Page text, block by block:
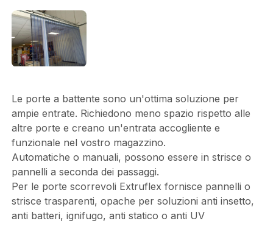
Le porte a battente sono un'ottima soluzione per
ampie entrate. Richiedono meno spazio rispetto alle
altre porte e creano un'entrata accogliente e
funzionale nel vostro magazzino.
Automatiche o manuali, possono essere in strisce o
pannelli a seconda dei passaggi.
Per le porte scorrevoli Extruflex fornisce pannelli o
strisce trasparenti, opache per soluzioni anti insetto,
anti batteri, ignifugo, anti statico o anti UV